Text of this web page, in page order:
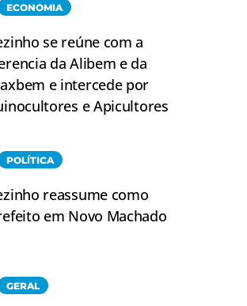
ECONOMIA
se reúne com a
da Alibem e da
e intercede por
e Apicultores
POLÍTICA
reassume como
em Novo Machado
GERAL